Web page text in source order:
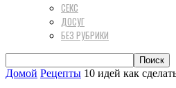
СЕКС
ДОСУГ
БЕЗ РУБРИКИ
Домой Рецепты 10 идей как